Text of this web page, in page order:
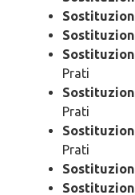
Prati
Prati
Prati